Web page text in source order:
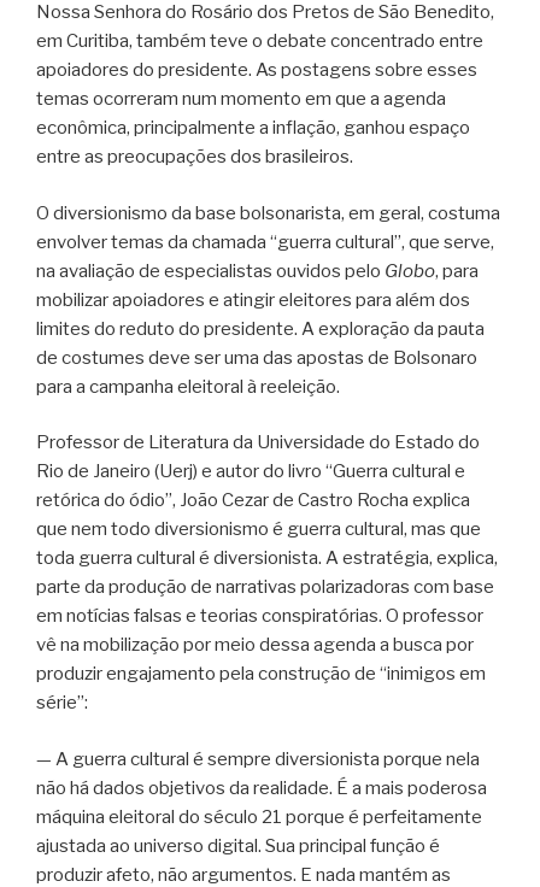
Nossa Senhora do Rosário dos Pretos de São Benedito,
em Curitiba, também teve o debate concentrado entre
apoiadores do presidente. As postagens sobre esses
temas ocorreram num momento em que a agenda
econômica, principalmente a inflação, ganhou espaço
entre as preocupações dos brasileiros.
O diversionismo da base bolsonarista, em geral, costuma
envolver temas da chamada “guerra cultural”, que serve,
na avaliação de especialistas ouvidos pelo Globo, para
mobilizar apoiadores e atingir eleitores para além dos
limites do reduto do presidente. A exploração da pauta
de costumes deve ser uma das apostas de Bolsonaro
para a campanha eleitoral à reeleição.
Professor de Literatura da Universidade do Estado do
Rio de Janeiro (Uerj) e autor do livro “Guerra cultural e
retórica do ódio”, João Cezar de Castro Rocha explica
que nem todo diversionismo é guerra cultural, mas que
toda guerra cultural é diversionista. A estratégia, explica,
parte da produção de narrativas polarizadoras com base
em notícias falsas e teorias conspiratórias. O professor
vê na mobilização por meio dessa agenda a busca por
produzir engajamento pela construção de “inimigos em
série”:
— A guerra cultural é sempre diversionista porque nela
não há dados objetivos da realidade. É a mais poderosa
máquina eleitoral do século 21 porque é perfeitamente
ajustada ao universo digital. Sua principal função é
produzir afeto, não argumentos. E nada mantém as